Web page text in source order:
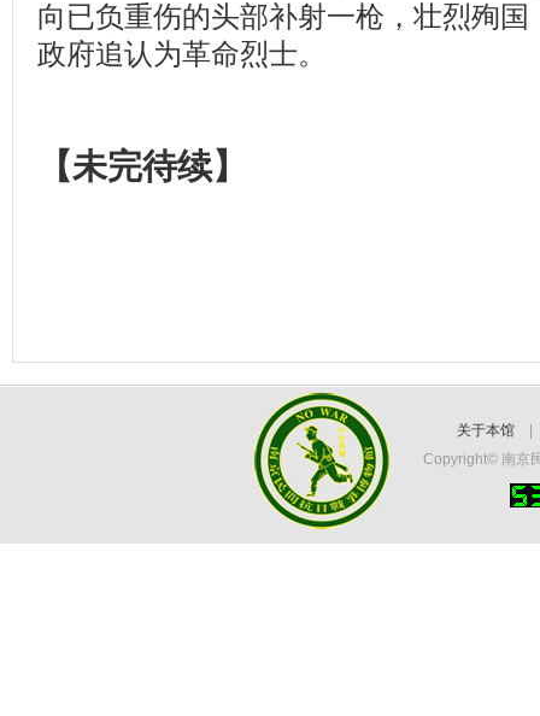
向已负重伤的头部补射一枪，壮烈殉国
政府追认为革命烈士。
【未完待续】
关于本馆
Copyright© 南京